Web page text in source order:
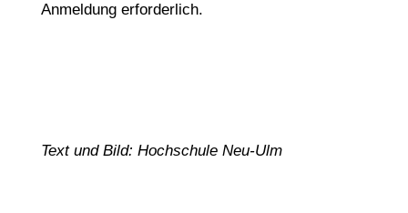
Anmeldung erforderlich.
Text und Bild: Hochschule Neu-Ulm